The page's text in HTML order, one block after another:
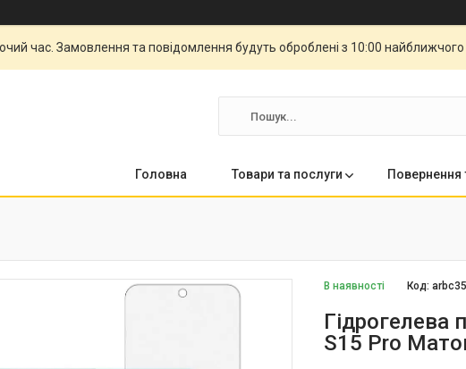
час. Замовлення та повідомлення будуть оброблені з 10:00
Головна Товари та послуги Повернення
В наявності Код:
Гідрогелева
S15 Pro